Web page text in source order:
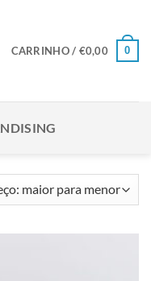
CARRINHO / €0,00 0